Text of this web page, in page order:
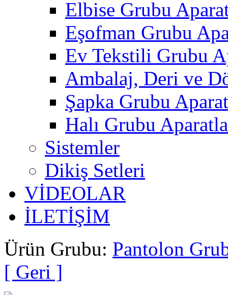
Elbise Grubu
Eşofman Grubu
Ev Tekstili Grubu
Ambalaj, Deri ve
Şapka Grubu
Halı Grubu
Sistemler
Dikiş Setleri
VİDEOLAR
İLETİŞİM
Ürün Grubu: Pantolon
[ Geri ]